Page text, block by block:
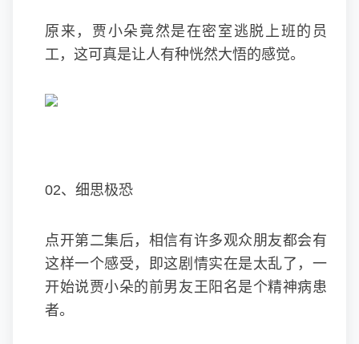
原来，贾小朵竟然是在密室逃脱上班的员
工，这可真是让人有种恍然大悟的感觉。
02、细思极恐
点开第二集后，相信有许多观众朋友都会有
这样一个感受，即这剧情实在是太乱了，一
开始说贾小朵的前男友王阳名是个精神病患
者。